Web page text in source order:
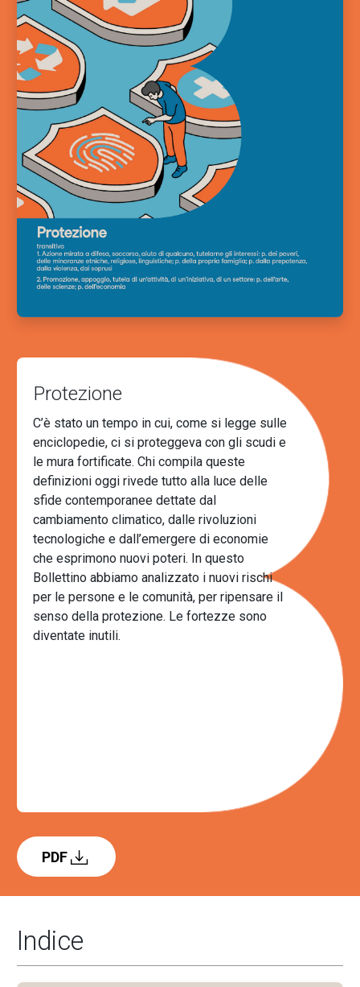
Protezione
C’è stato un tempo in cui, come si legge sulle
enciclopedie, ci si proteggeva con gli scudi e
le mura fortificate. Chi compila queste
definizioni oggi rivede tutto alla luce delle
sfide contemporanee dettate dal
cambiamento climatico, dalle rivoluzioni
tecnologiche e dall’emergere di economie
che esprimono nuovi poteri. In questo
Bollettino abbiamo analizzato i nuovi rischi
per le persone e le comunità, per ripensare il
senso della protezione. Le fortezze sono
diventate inutili.
PDF
Indice